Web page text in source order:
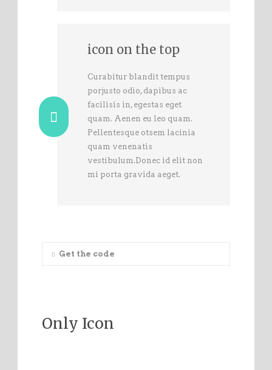
icon on the top
Curabitur blandit tempus
porjusto odio, dapibus ac
facilisis in, egestas eget
quam. Aenen eu leo quam.
Pellentesque otsem lacinia
quam venenatis
vestibulum.Donec id elit non
mi porta gravida aeget.
Get the code
Only Icon